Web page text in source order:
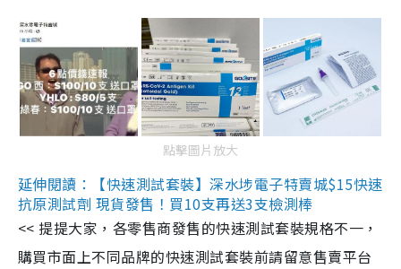
點擊圖片放大
延伸閱讀：【快速測試套裝】深水埗電子特賣城$15快速
抗原測試劑 現貨發售！買10支再送3支檢測棒
<< 提提大家，各零售商發售的快速測試套裝規格不一，
購買市面上不同品牌的快速測試套裝前請留意售賣平台